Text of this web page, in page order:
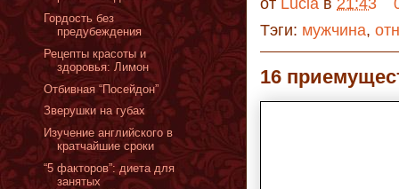
Тэги: мужчина,
16
Гордость без
предубеждения
Рецепты красоты и
здоровья: Лимон
Отбивная “Посейдон”
Зверушки на губах
Изучение английского в
кратчайшие сроки
“5 факторов”: диета для
занятых